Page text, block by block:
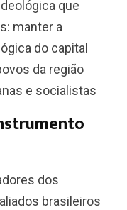
que
manter a
do capital
da região
e socialistas
dos
brasileiros